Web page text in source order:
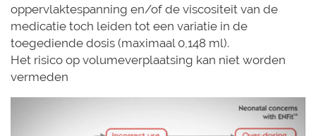
oppervlaktespanning en/of de viscositeit van de
medicatie toch leiden tot een variatie in de
toegediende dosis (maximaal 0,148 ml).
Het risico op volumeverplaatsing kan niet worden
vermeden